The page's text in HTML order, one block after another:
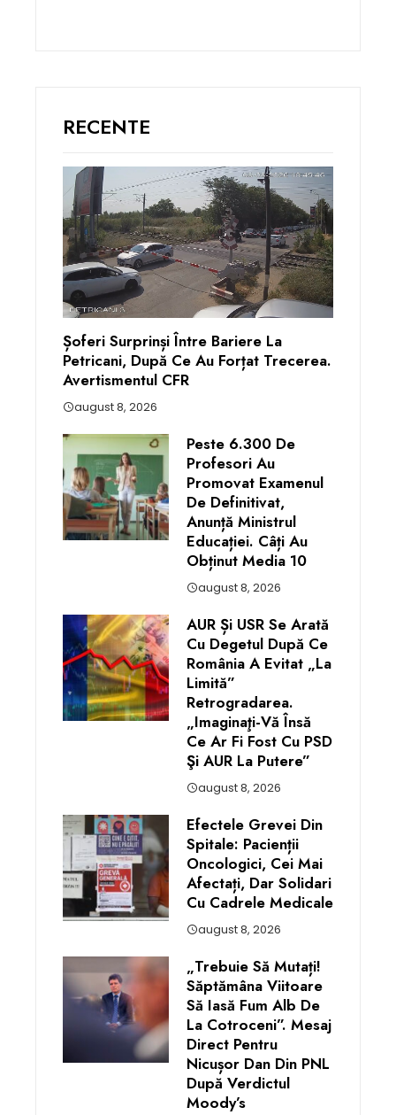
RECENTE
Șoferi Surprinși Între Bariere La
Petricani, După Ce Au Forțat Trecerea.
Avertismentul CFR
august 8, 2026
Peste 6.300 De
Profesori Au
Promovat Examenul
De Definitivat,
Anunță Ministrul
Educației. Câți Au
Obținut Media 10
august 8, 2026
AUR Și USR Se Arată
Cu Degetul După Ce
România A Evitat „la
Limită”
Retrogradarea.
„Imaginaţi-Vă Însă
Ce Ar Fi Fost Cu PSD
Şi AUR La Putere”
august 8, 2026
Efectele Grevei Din
Spitale: Pacienții
Oncologici, Cei Mai
Afectați, Dar Solidari
Cu Cadrele Medicale
august 8, 2026
„Trebuie Să Mutați!
Săptămâna Viitoare
Să Iasă Fum Alb De
La Cotroceni”. Mesaj
Direct Pentru
Nicușor Dan Din PNL
După Verdictul
Moody’s